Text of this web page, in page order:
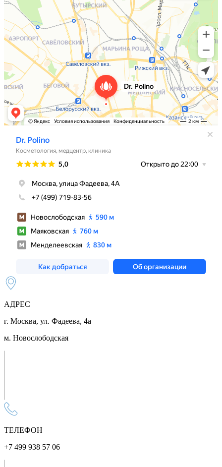
АДРЕС
г. Москва, ул. Фадеева, 4а
м. Новослободская
ТЕЛЕФОН
+7 499 938 57 06